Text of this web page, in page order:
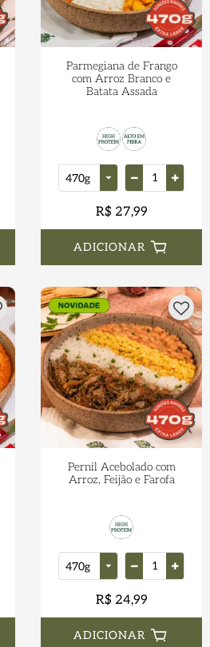
Parmegiana de Frango
com Arroz Branco e
Batata Assada
R$ 27,99
ADICIONAR
Pernil Acebolado com
Arroz, Feijão e Farofa
R$ 24,99
ADICIONAR